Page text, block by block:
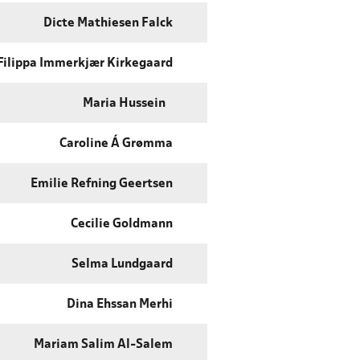
Dicte Mathiesen Falck
Immerkjær Kirkegaard
Maria Hussein
Caroline Á Grømma
Emilie Refning Geertsen
Cecilie Goldmann
Selma Lundgaard
Dina Ehssan Merhi
Mariam Salim Al-Salem